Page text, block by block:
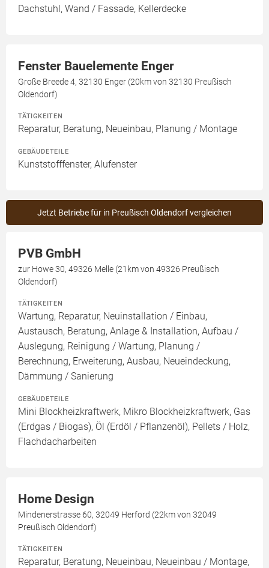
Dachstuhl, Wand / Fassade, Kellerdecke
Fenster Bauelemente Enger
Große Breede 4, 32130 Enger (20km von 32130 Preußisch
Oldendorf)
TÄTIGKEITEN
Reparatur, Beratung, Neueinbau, Planung / Montage
GEBÄUDETEILE
Kunststofffenster, Alufenster
Jetzt Betriebe für in Preußisch Oldendorf vergleichen
PVB GmbH
zur Howe 30, 49326 Melle (21km von 49326 Preußisch
Oldendorf)
TÄTIGKEITEN
Wartung, Reparatur, Neuinstallation / Einbau,
Austausch, Beratung, Anlage & Installation, Aufbau /
Auslegung, Reinigung / Wartung, Planung /
Berechnung, Erweiterung, Ausbau, Neueindeckung,
Dämmung / Sanierung
GEBÄUDETEILE
Mini Blockheizkraftwerk, Mikro Blockheizkraftwerk, Gas
(Erdgas / Biogas), Öl (Erdöl / Pflanzenöl), Pellets / Holz,
Flachdacharbeiten
Home Design
Mindenerstrasse 60, 32049 Herford (22km von 32049
Preußisch Oldendorf)
TÄTIGKEITEN
Reparatur, Beratung, Neueinbau, Neueinbau / Montage,